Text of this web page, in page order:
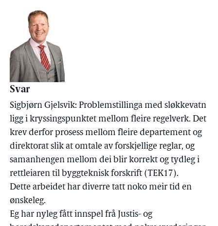
Svar
Sigbjørn Gjelsvik: Problemstillinga med sløkkevatn
ligg i kryssingspunktet mellom fleire regelverk. Det
krev derfor prosess mellom fleire departement og
direktorat slik at omtale av forskjellige reglar, og
samanhengen mellom dei blir korrekt og tydleg i
rettleiaren til byggteknisk forskrift (TEK17).
Dette arbeidet har diverre tatt noko meir tid en
ønskeleg.
Eg har nyleg fått innspel frå Justis- og